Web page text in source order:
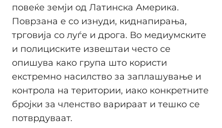
повеќе земји од Латинска Америка.
Поврзана е со изнуди, киднапирања,
трговија со луѓе и дрога. Во медиумските
и полициските извештаи често се
опишува како група што користи
екстремно насилство за заплашување и
контрола на територии, иако конкретните
бројки за членство варираат и тешко се
потврдуваат.